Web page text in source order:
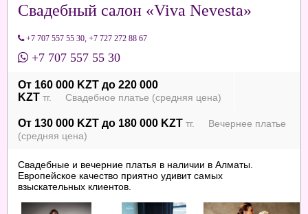
Свадебный салон «Viva Nevesta»
+7 707 557 55 30 +7 727 272 88 67
+7 707 557 55 30
От 160 000 KZT до 220 000
KZT тг. Свадебное платье (средняя цена)
От 130 000 KZT до 180 000 KZT тг. Вечернее платье
(средняя цена)
Свадебные и вечерние платья в наличии в Алматы.
Европейское качество приятно удивит самых
взыскательных клиентов.